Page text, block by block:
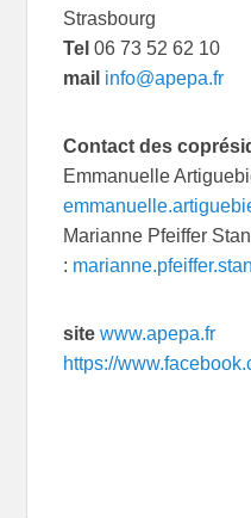
Strasbourg
Tel 06 73 52 62 10
mail info@apepa.fr
Contact des
Emmanuelle
Marianne Pfeiffer
:
site www.apepa.fr
https://